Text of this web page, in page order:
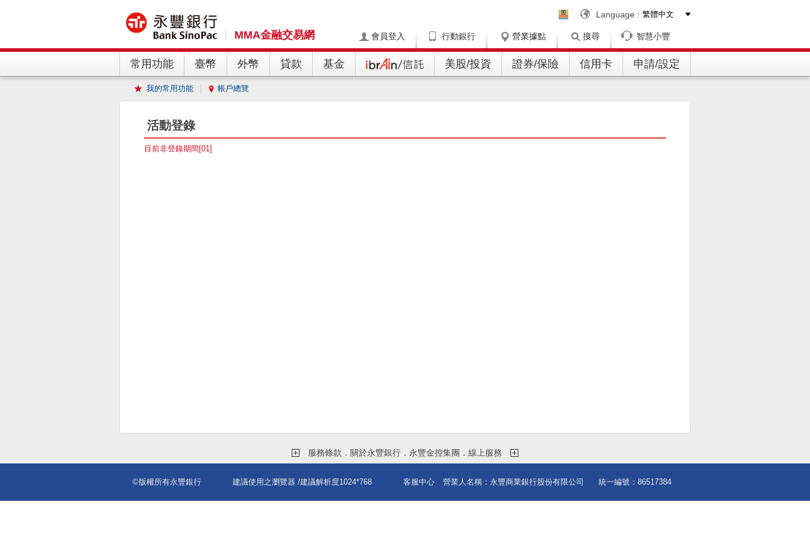
MMA金融交易網 會員登入 行動銀行 營業據點 搜尋 智慧小豐
Language :
常用功能 臺幣 外幣 貸款 基金 美股/投資 證券/保險 信用卡 申請/設定
我的常用功能 帳戶總覽
活動登錄
目前非登錄期間[01]
服務條款．關於永豐銀行．永豐金控集團．線上服務
©版權所有永豐銀行 建議使用之瀏覽器 /建議解析度1024*768 客服中心 營業人名稱：永豐商業銀行股份有限公司 統一編號：86517384